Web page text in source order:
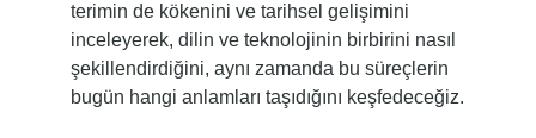
terimin de kökenini ve tarihsel gelişimini
inceleyerek, dilin ve teknolojinin birbirini nasıl
şekillendirdiğini, aynı zamanda bu süreçlerin
bugün hangi anlamları taşıdığını keşfedeceğiz.